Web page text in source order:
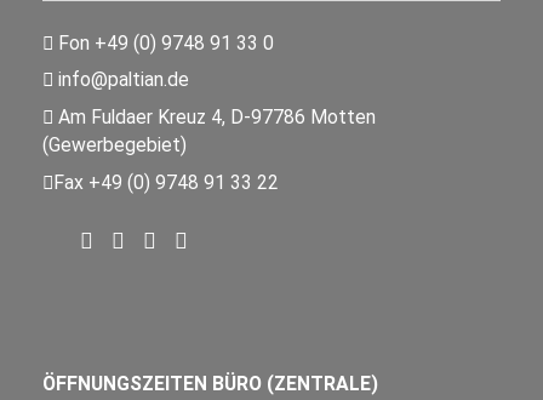
Fon +49 (0) 9748 91 33 0
info@paltian.de
Am Fuldaer Kreuz 4, D-97786 Motten
(Gewerbegebiet)
Fax +49 (0) 9748 91 33 22
ÖFFNUNGSZEITEN BÜRO (ZENTRALE)